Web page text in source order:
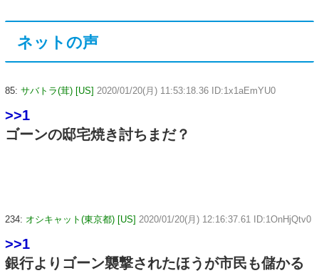
ネットの声
85: サバトラ(茸) [US] 2020/01/20(月) 11:53:18.36 ID:1x1aEmYU0
>>1
ゴーンの邸宅焼き討ちまだ？
234: オシキャット(東京都) [US] 2020/01/20(月) 12:16:37.61 ID:1OnHjQtv0
>>1
銀行よりゴーン襲撃されたほうが市民も儲かる